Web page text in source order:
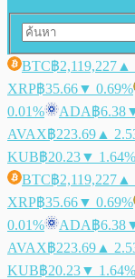
BTC฿2,119,227 ▲
XRP฿35.66▼ 0.69%
0.01%
ADA฿6.38
AVAX฿223.69 ▲
KUB฿20.23▼ 1.64%
BTC฿2,119,227 ▲
XRP฿35.66▼ 0.69%
0.01%
ADA฿6.38
AVAX฿223.69 ▲
KUB฿20.23▼ 1.64%